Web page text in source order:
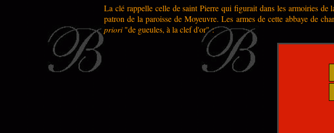
La clé rappelle celle de saint Pierre qui figurait dans les armoiries
patron de la paroisse de Moyeuvre. Les armes de cette abbaye de
priori"de gueules, à la clef d'or" :